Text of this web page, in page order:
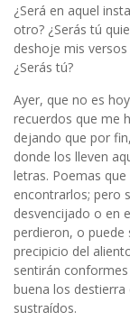
¿Será en aquel
otro? ¿Serás tú
deshoje mis
¿Serás tú?
Ayer, que no es
recuerdos que me
dejando que por
donde los lleven
letras. Poemas
encontrarlos; pero
desvencijado o en
perdieron, o puede
precipicio del
sentirán
buena los destierra
sustraídos.